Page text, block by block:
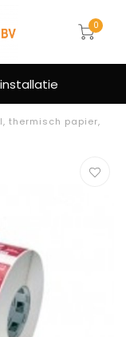
0
thermisch papier,